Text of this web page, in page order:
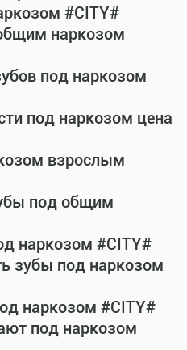
#CITY#
наркозом
под наркозом
под наркозом цена
взрослым
под общим
наркозом #CITY#
зубы под наркозом
наркозом #CITY#
под наркозом